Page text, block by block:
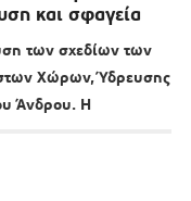
και σφαγεία
των σχεδίων των
Χώρων, Ύδρευσης
Άνδρου. Η